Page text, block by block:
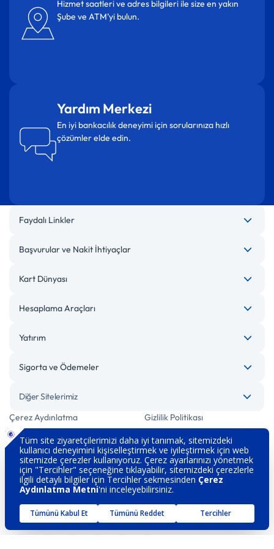
Hizmet saatleri ve adres bilgileri ile size en yakın
Şube ve ATM’yi bulun.
Yardım Merkezi
En iyi bankacılık deneyimi için sorularınıza hızlı
çözümler elde edin.
Faydalı Linkler
Başvurular ve Nakit İhtiyaçlar
Kart Dünyası
Hesaplama Araçları
Yatırım
Sigorta ve Ödemeler
Diğer Sitelerimiz
Çerez Aydınlatma
Gizlilik Politikası
Bilgi Toplumu Hizmetleri Engelsiz Bankacılık
Kişisel Verilerin Korunması Güvenlik
İletişim Hakkımızda
Sözleşme ve Formlar